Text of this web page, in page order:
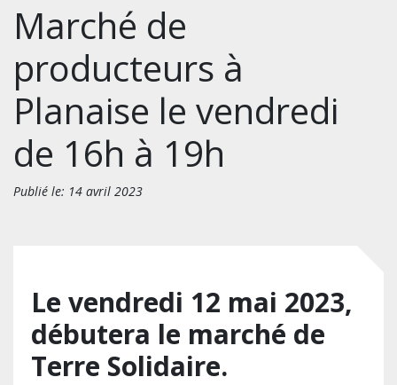
Marché de
producteurs à
Planaise le vendredi
de 16h à 19h
Publié le: 14 avril 2023
Le vendredi 12 mai 2023,
débutera le marché de
Terre Solidaire.